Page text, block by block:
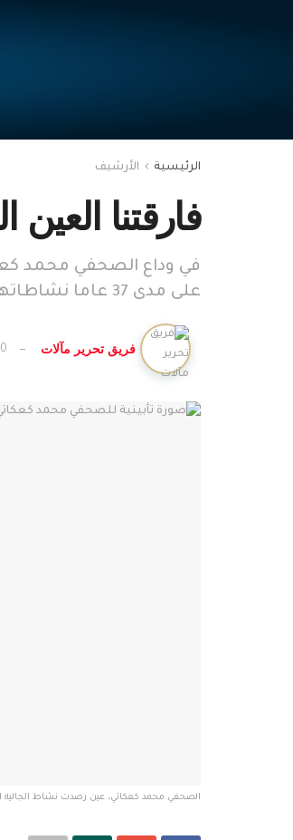
الرئيسية الأرشيف
فارقتنا
في وداع الصحفي محمد
على مدى 37 عاما نشاطاتها وحنينها وهمومها.
فريق تحرير مآلات
الصحفي محمد كعكاتي، عين رصدت نشاط الجالية